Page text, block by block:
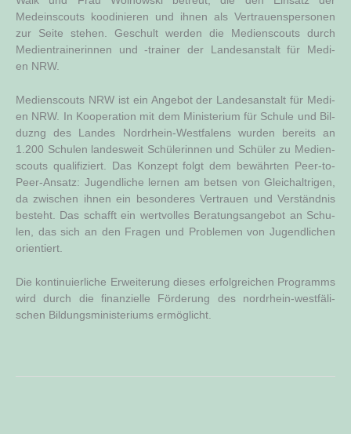
Medeinscouts koodi­nie­ren und ihnen als Ver­trau­ens­per­so­nen
zur Sei­te ste­hen. Geschult wer­den die Medi­en­scouts durch
Medi­en­trai­ne­rin­nen und ‑trai­ner der Lan­des­an­stalt für Medi­
en NRW.
Medi­en­scouts NRW ist ein Ange­bot der Lan­des­an­stalt für Medi­
en NRW. In Koope­ra­ti­on mit dem Minis­te­ri­um für Schu­le und Bil­
duzng des Lan­des Nord­rhein-West­fa­lens wur­den bereits an
1.200 Schu­len lan­des­weit Schü­le­rin­nen und Schü­ler zu Medi­en­
scouts qua­li­fi­ziert. Das Kon­zept folgt dem bewähr­ten Peer-to-
Peer-Ansatz: Jugend­li­che ler­nen am bet­sen von Gleich­alt­ri­gen,
da zwi­schen ihnen ein beson­de­res Ver­trau­en und Ver­ständ­nis
besteht. Das schafft ein wert­vol­les Beratungs­angebot an Schu­
len, das sich an den Fra­gen und Pro­ble­men von Jugend­li­chen
orientiert.
Die kon­ti­nu­ier­li­che Erwei­te­rung die­ses erfolg­rei­chen Pro­gramms
wird durch die finan­zi­el­le För­de­rung des nord­rhein-west­fä­li­
schen Bil­dungs­mi­nis­te­ri­ums ermöglicht.